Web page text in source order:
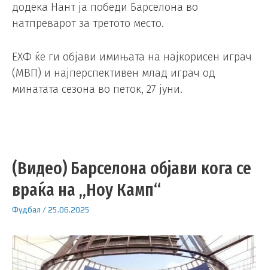
додека Нант ја победи Барселона во
натпреварот за третото место.
ЕХФ ќе ги објави имињата на најкорисен играч
(MВП) и најперспективен млад играч од
минатата сезона во петок, 27 јуни.
(Видео) Барселона објави кога се
враќа на „Ноу Камп“
Фудбал /25.06.2025